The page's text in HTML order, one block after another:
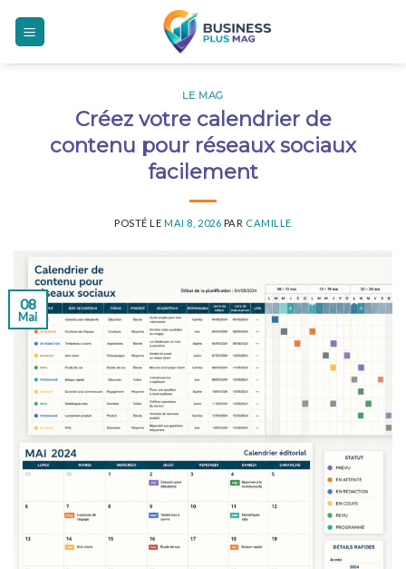
LE MAG
Créez votre calendrier de
contenu pour réseaux sociaux
facilement
POSTÉ LEMAI 8, 2026 PAR CAMILLE
08
Mai